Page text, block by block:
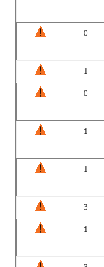
0
1
0
1
1
3
1